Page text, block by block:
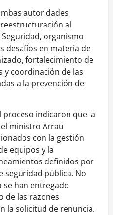
autoridades
al
organismo
desafíos en materia de
fortalecimiento de
y coordinación de las
a la prevención de
proceso indicaron que la
ministro Arrau
con la gestión
equipos y la
definidos por
seguridad pública. No
se han entregado
de las razones
la solicitud de renuncia.